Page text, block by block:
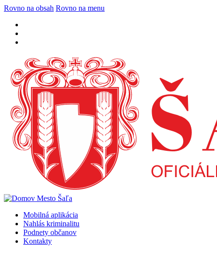
Rovno na obsah Rovno na menu
Mobilná aplikácia
Nahlás kriminalitu
Podnety občanov
Kontakty